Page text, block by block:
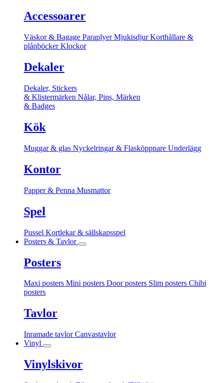
Accessoarer
Väskor & Bagage ParaplyerMjukisdjurKorthållare &
plånböckerKlockor
Dekaler
Dekaler, Stickers
& Klistermärken Nålar, Pins, Märken
& Badges
Kök
Muggar & glas Nyckelringar & Flasköppnare Underlägg
Kontor
Papper & Penna Musmattor
Spel
Pussel Kortlekar & sällskapsspel
Posters & Tavlor
Posters
Maxi posters Mini posters Door posters Slim posters Chibi
posters
Tavlor
Inramade tavlorCanvastavlor
Vinyl
Vinylskivor